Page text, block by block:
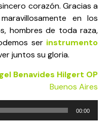
corazón. Gracias a
en los
hombres de toda raza,
ser instrumento
juntos su gloria.
Benavides Hilgert OP
Buenos Aires
00:00